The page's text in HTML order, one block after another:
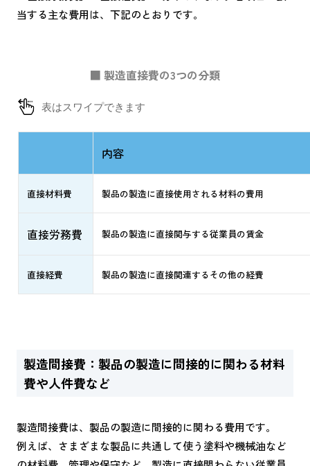
当する主な費用は、下記のとおりです。
■ 製造直接費の3つの分類
内容
直接材料費 製品の製造に直接使用される材料の費用
直接労務費 製品の製造に直接関与する従業員の賃金
直接経費 製品の製造に直接関連するその他の経費
製造間接費：製品の製造に間接的に関わる材料
費や人件費など
製造間接費は、製品の製造に間接的に関わる費用です。
例えば、さまざまな製品に共通して使う塗料や機械油など